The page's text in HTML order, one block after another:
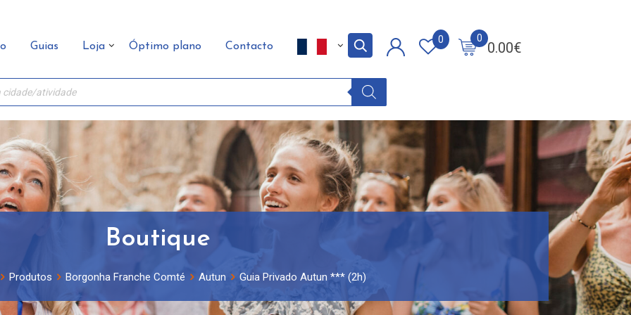
Guias Loja Óptimo plano Contacto 0.00€
0
0
Boutique
Produtos Borgonha Franche Comté Autun Guia Privado Autun *** (2h)